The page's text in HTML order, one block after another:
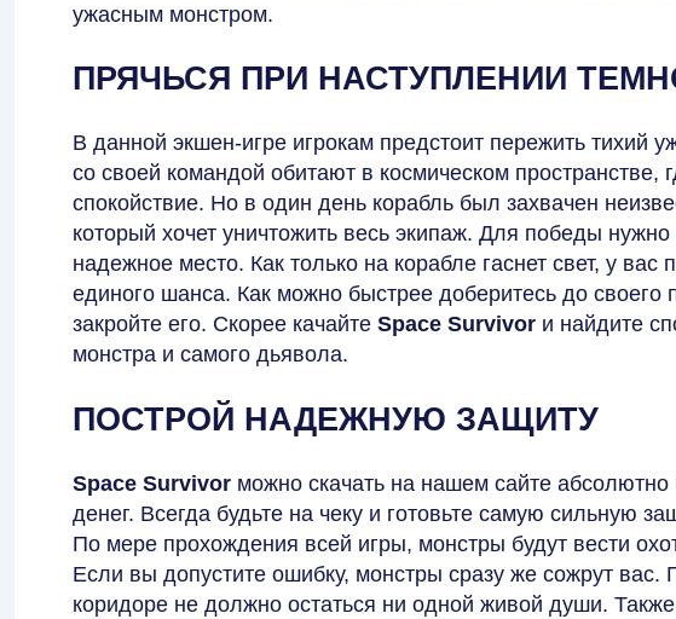
ужасным монстром.
ПРЯЧЬСЯ ПРИ НАСТУПЛЕНИИ
В данной экшен-игре игрокам предстоит пережить тихий
со своей командой обитают в космическом пространстве,
спокойствие. Но в один день корабль был захвачен
который хочет уничтожить весь экипаж. Для победы
надежное место. Как только на корабле гаснет свет, у вас
единого шанса. Как можно быстрее доберитесь до своего
закройте его. Скорее качайте Space Survivor и найдите
монстра и самого дьявола.
ПОСТРОЙ НАДЕЖНУЮ ЗАЩИТУ
Space Survivor можно скачать на нашем сайте абсолютно
денег. Всегда будьте на чеку и готовьте самую сильную
По мере прохождения всей игры, монстры будут вести
Если вы допустите ошибку, монстры сразу же сожрут вас.
коридоре не должно остаться ни одной живой души.